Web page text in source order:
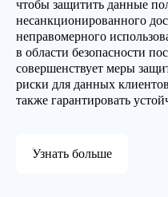
чтобы защитить данные
несанкционированного
неправомерного
в области безопасности
совершенствует меры
риски для данных
также гарантировать
Узнать больше